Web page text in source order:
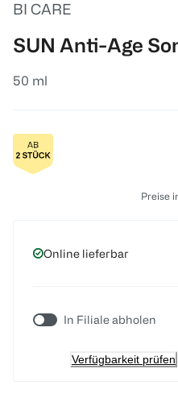
BI CARE
SUN Anti-Age
50 ml
Preise
Online lieferbar
In Filiale abholen
Verfügbarkeit prüfen